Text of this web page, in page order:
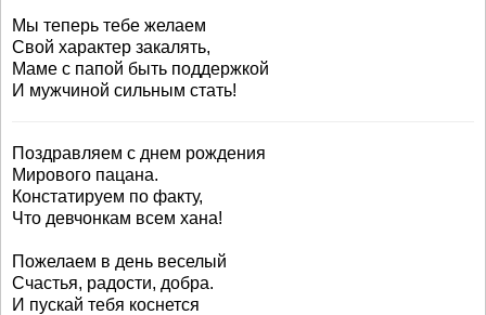
Мы теперь тебе желаем
Свой характер закалять,
Маме с папой быть поддержкой
И мужчиной сильным стать!
Поздравляем с днем рождения
Мирового пацана.
Констатируем по факту,
Что девчонкам всем хана!
Пожелаем в день веселый
Счастья, радости, добра.
И пускай тебя коснется